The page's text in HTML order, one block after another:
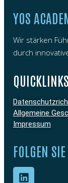
YOS
Wir stärken
durch
QUICKLINKS
Allgemeine
Impressum
FOLGEN